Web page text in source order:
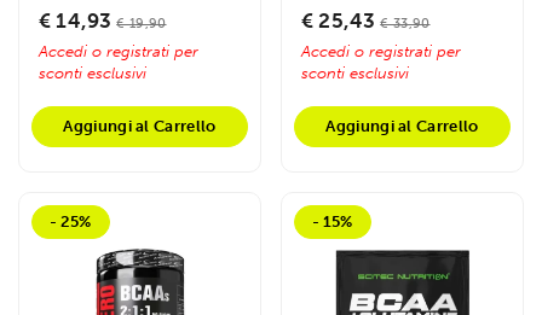
sportivi....
€ 14,93 € 19,90
Accedi o registrati per
sconti esclusivi
Aggiungi al Carrello
Favorisce...
€ 25,43 € 33,90
Accedi o registrati per
sconti esclusivi
Aggiungi al Carrello
- 25% - 15%